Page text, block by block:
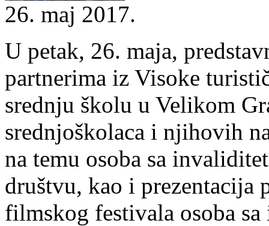
26. maj 2017.
U petak, 26. maja,
partnerima iz Visoke
srednju školu u Velikom
srednjoškolaca i njihovih
na temu osoba sa
društvu, kao i prezentacija
filmskog festivala osoba